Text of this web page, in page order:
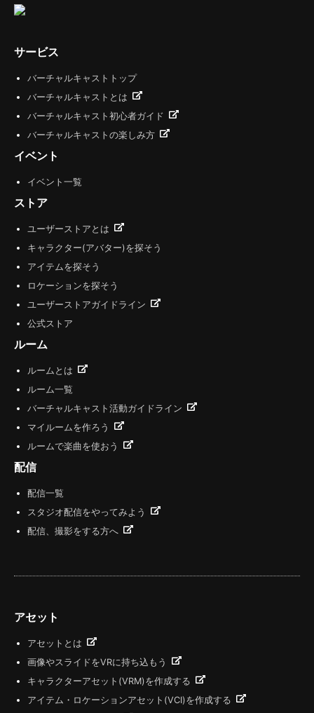
サービス
バーチャルキャストトップ
バーチャルキャストとは
バーチャルキャスト初心者ガイド
バーチャルキャストの楽しみ方
イベント
イベント一覧
ストア
ユーザーストアとは
キャラクター(アバター)を探そう
アイテムを探そう
ロケーションを探そう
ユーザーストアガイドライン
公式ストア
ルーム
ルームとは
ルーム一覧
バーチャルキャスト活動ガイドライン
マイルームを作ろう
ルームで楽曲を使おう
配信
配信一覧
スタジオ配信をやってみよう
配信、撮影をする方へ
アセット
アセットとは
画像やスライドをVRに持ち込もう
キャラクターアセット(VRM)を作成する
アイテム・ロケーションアセット(VCI)を作成する